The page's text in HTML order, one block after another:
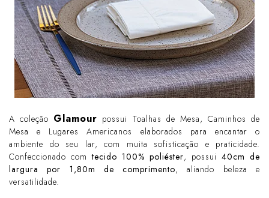
A coleção Glamour possui Toalhas de Mesa, Caminhos de
Mesa e Lugares Americanos elaborados para encantar o
ambiente do seu lar, com muita sofisticação e praticidade.
Confeccionado comtecido 100% poliéster, possui 40cm de
largura por 1,80m de comprimento, aliando beleza e
versatilidade.